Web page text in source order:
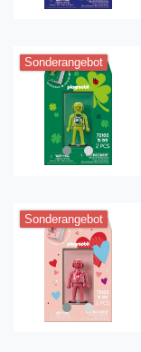
Sonderangebot
Sonderangebot